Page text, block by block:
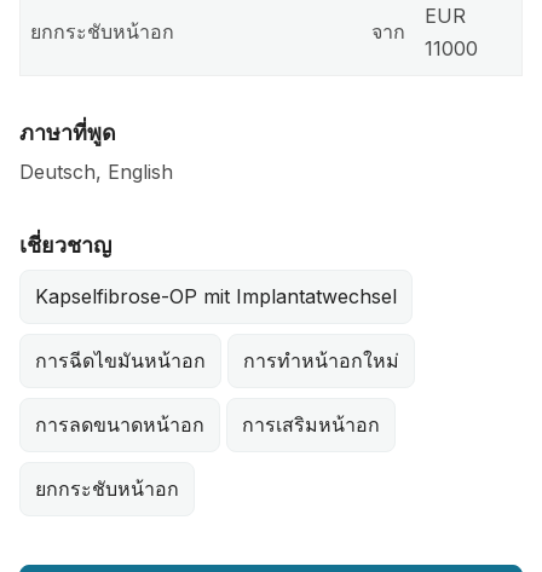
ยกกระชับหน้าอก จาก
EUR
11000
ภาษาที่พูด
Deutsch, English
เชี่ยวชาญ
Kapselfibrose-OP mit Implantatwechsel
การฉีดไขมันหน้าอก การทำหน้าอกใหม่
การลดขนาดหน้าอก การเสริมหน้าอก
ยกกระชับหน้าอก